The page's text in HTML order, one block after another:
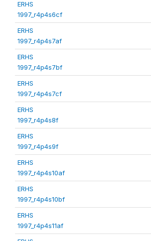
ERHS
1997_r4p4s6cf
ERHS
1997_r4p4s7af
ERHS
1997_r4p4s7bf
ERHS
1997_r4p4s7cf
ERHS
1997_r4p4s8f
ERHS
1997_r4p4s9f
ERHS
1997_r4p4s10af
ERHS
1997_r4p4s10bf
ERHS
1997_r4p4s11af